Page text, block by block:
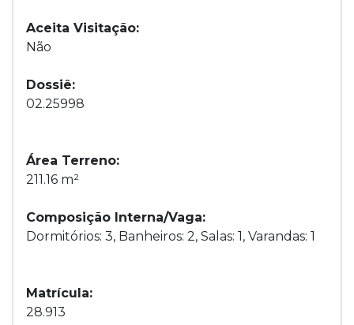
Aceita Visitação:
Não
Dossiê:
02.25998
Área Terreno:
211.16 m²
Composição Interna/Vaga:
Dormitórios: 3, Banheiros: 2, Salas: 1, Varandas: 1
Matrícula:
28.913